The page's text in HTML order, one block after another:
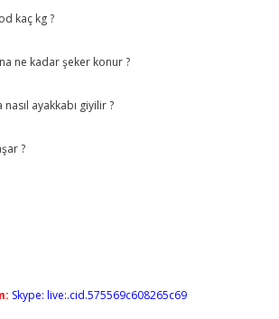
kaç kg ?
ne kadar şeker konur ?
ayakkabı giyilir ?
?
Skype: live:.cid.575569c608265c69